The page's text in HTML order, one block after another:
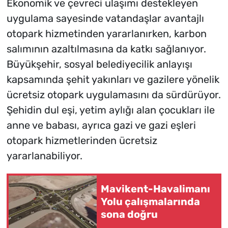
Ekonomik ve çevreci ulaşımı destekleyen
uygulama sayesinde vatandaşlar avantajlı
otopark hizmetinden yararlanırken, karbon
salımının azaltılmasına da katkı sağlanıyor.
Büyükşehir, sosyal belediyecilik anlayışı
kapsamında şehit yakınları ve gazilere yönelik
ücretsiz otopark uygulamasını da sürdürüyor.
Şehidin dul eşi, yetim aylığı alan çocukları ile
anne ve babası, ayrıca gazi ve gazi eşleri
otopark hizmetlerinden ücretsiz
yararlanabiliyor.
Mavikent-Havalimanı
Yolu çalışmalarında
sona doğru